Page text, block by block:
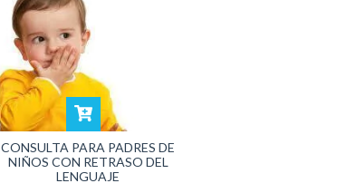
CONSULTA PARA PADRES DE
NIÑOS CON RETRASO DEL
LENGUAJE